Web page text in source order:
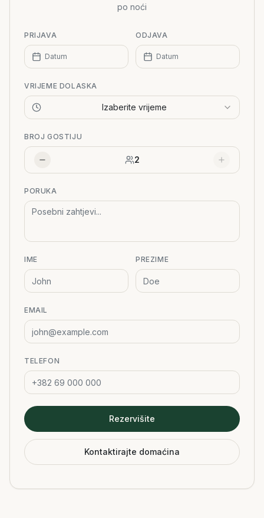
po noći
PRIJAVA
Datum
ODJAVA
Datum
VRIJEME DOLASKA
Izaberite vrijeme
BROJ GOSTIJU
2
PORUKA
IME PREZIME
EMAIL
TELEFON
Rezervišite
Kontaktirajte domaćina